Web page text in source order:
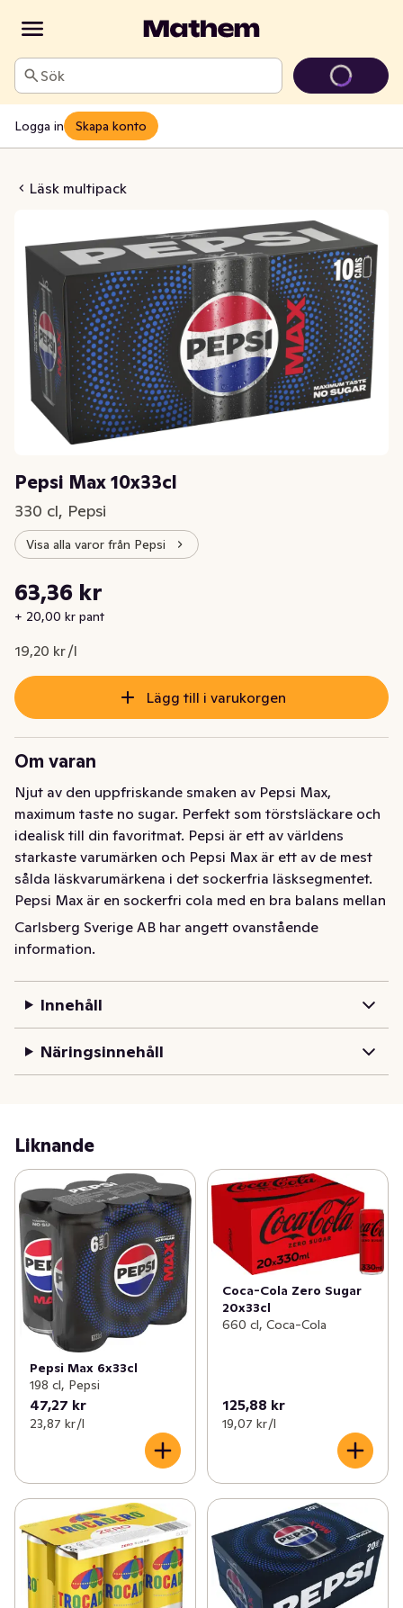
Sök
Logga in Skapa konto
Läsk multipack
10x33cl
Pepsi Max 10x33cl
330 cl, Pepsi
Visa alla varor från Pepsi
Nuvarande pris är: 63,36 kr
63,36 kr
+ 20,00 kr pant
19,20 kr /l
Styckpris: 19,20 kr /l
Lägg till i varukorgen
Om varan
Njut av den uppfriskande smaken av Pepsi Max,
maximum taste no sugar. Perfekt som törstsläckare och
idealisk till din favoritmat. Pepsi är ett av världens
starkaste varumärken och Pepsi Max är ett av de mest
sålda läskvarumärkena i det sockerfria läsksegmentet.
Pepsi Max är en sockerfri cola med en bra balans mellan
söta och syrliga toner. Njut av din Pepsi Max för dig
själv eller tillsammans med vänner och familj. Pepsi Max
Pepsi Max bör serveras väl kyld, gärna med is. Varför
inte prova en smaksatt cola, såsom Pepsi Max Lime?
Våra burkar och flaskor kan återvinnas, så glöm inte att
panta!
Carlsberg Sverige AB har angett ovanstående
information.
Innehåll
Näringsinnehåll
Liknande
Pepsi Max 6x33cl
198 cl, Pepsi
47,27 kr
23,87 kr /l
Coca-Cola Zero Sugar
20x33cl
660 cl, Coca-Cola
125,88 kr
19,07 kr /l